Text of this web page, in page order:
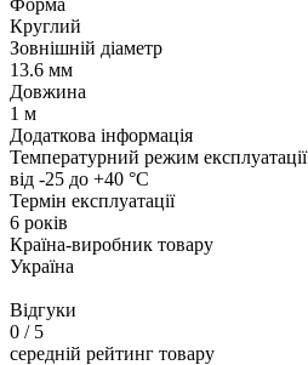
Круглий
Зовнішній діаметр
13.6 мм
Довжина
1 м
Додаткова інформація
Температурний режим експлуатації
від -25 до +40 °С
Термін експлуатації
6 років
Країна-виробник товару
Україна
Відгуки
0 / 5
середній рейтинг товару